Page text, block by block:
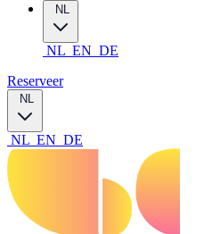
NL
NL EN DE
Reserveer
NL
NL EN DE